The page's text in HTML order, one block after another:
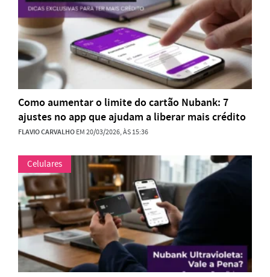
Como aumentar o limite do cartão Nubank: 7
ajustes no app que ajudam a liberar mais crédito
FLAVIO CARVALHOEM 20/03/2026, ÀS 15:36
Celulares